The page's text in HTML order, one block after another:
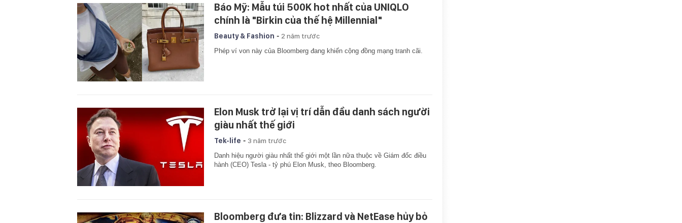
Báo Mỹ: Mẫu túi 500K hot nhất của UNIQLO
chính là "Birkin của thế hệ Millennial"
Beauty & Fashion - 2 năm trước
Phép ví von này của Bloomberg đang khiến cộng đồng mạng tranh cãi.
Elon Musk trở lại vị trí dẫn đầu danh sách người
giàu nhất thế giới
Tek-life - 3 năm trước
Danh hiệu người giàu nhất thế giới một lần nữa thuộc về Giám đốc điều
hành (CEO) Tesla - tỷ phú Elon Musk, theo Bloomberg.
Bloomberg đưa tin: Blizzard và NetEase hủy bỏ